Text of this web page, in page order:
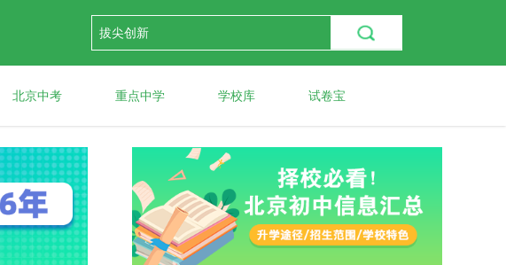
北京中考 重点中学 学校库 试卷宝